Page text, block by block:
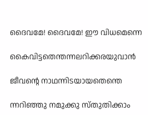
ദൈവമേ! ദൈവമേ! ഈ വിധമെന്നെ
കൈവിട്ടതെന്തന്നലറിക്കരയുവാൻ
ജീവന്റെ നാഥന്നിടയായതെന്തെ
ന്നറിഞ്ഞു നമുക്കു സ്തുതിക്കാം